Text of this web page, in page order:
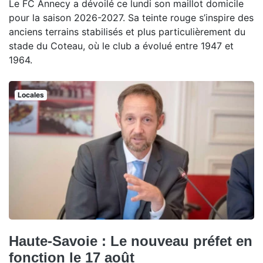
Le FC Annecy a dévoilé ce lundi son maillot domicile
pour la saison 2026-2027. Sa teinte rouge s’inspire des
anciens terrains stabilisés et plus particulièrement du
stade du Coteau, où le club a évolué entre 1947 et
1964.
Locales
Haute-Savoie : Le nouveau préfet en
fonction le 17 août